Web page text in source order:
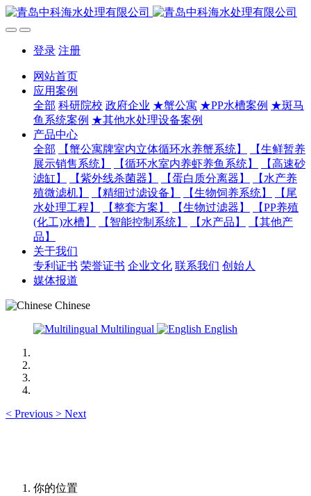
登录 注册
网站首页
应用案例
全部 科研院校 政府企业 ★蟹公寓 ★PP水槽案例 ★斑马
鱼系统案例 ★其他水处理设备案例
产品中心
全部
【蟹公寓牌室内立体循环水养蟹系统】
【生鲜暂养
展示销售系统】
【循环水室内养虾养鱼系统】
【高速砂
滤缸】
【紫外线杀菌器】 【蛋白质分离器】
【水产养
殖微滤机】
【精细过滤设备】 【生物饲养系统】
【尾
水处理工程】
【整套方案】 【生物过滤器】
【PP养殖
(化工)水槽】
【智能控制系统】 【水产品】
【其他产
品】
关于我们
专利证书 荣誉证书 企业文化 联系我们 创始人
媒体报道
Chinese
Multilingual
English
< Previous > Next
你的位置